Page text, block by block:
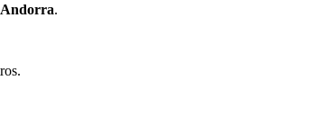
Andorra.